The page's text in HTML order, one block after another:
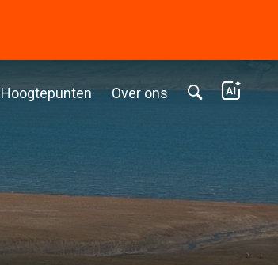
Hoogtepunten Over ons